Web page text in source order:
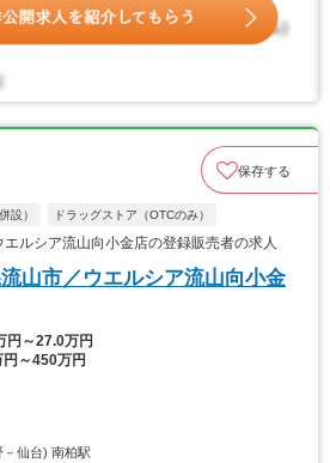
保存する
設） ドラッグストア（OTCのみ）
ルシア流山向小金店の登録販売者の求人
山市／ウエルシア流山向小金
円～27.0万円
円～450万円
－仙台) 南柏駅